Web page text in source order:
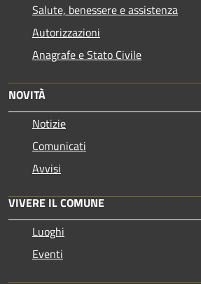
Salute, benessere e assistenza
Autorizzazioni
Anagrafe e Stato Civile
NOVITÀ
Notizie
Comunicati
Avvisi
VIVERE IL COMUNE
Luoghi
Eventi